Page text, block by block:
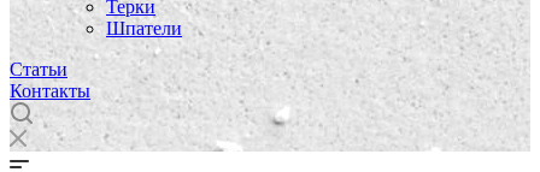
Терки
Шпатели
Статьи
Контакты